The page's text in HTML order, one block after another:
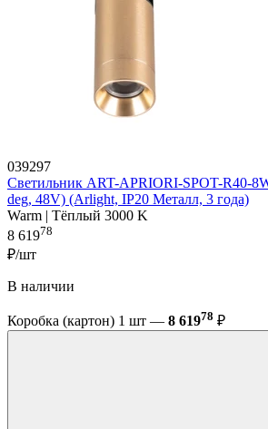
039297
Светильник ART-APRIORI-SPOT-R40-
deg, 48V) (Arlight, IP20 Металл, 3 года)
Warm | Тёплый 3000 K
8 61978
₽/шт
В наличии
Коробка (картон) 1 шт — 8 61978 ₽